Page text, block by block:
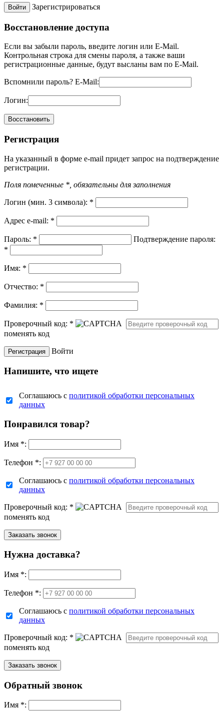
Зарегистрироваться
Восстановление доступа
Если вы забыли пароль, введите логин или E-Mail.
Контрольная строка для смены пароля, а также ваши
регистрационные данные, будут высланы вам по E-Mail.
Вспомнили пароль? E-Mail:
Логин:
Регистрация
На указанный в форме e-mail придет запрос на подтверждение
регистрации.
Поля помеченные *, обязательны для заполнения
Логин (мин. 3 символа): *
Адрес e-mail: *
Пароль: *
Подтверждение пароля:
*
Имя: *
Отчество: *
Фамилия: *
Проверочный код: *
поменять код
Войти
Напишите, что ищете
Соглашаюсь с политикой обработки персональных
данных
Понравился товар?
Имя *:
Телефон *:
Соглашаюсь с политикой обработки персональных
данных
Проверочный код: *
поменять код
Нужна доставка?
Имя *:
Телефон *:
Соглашаюсь с политикой обработки персональных
данных
Проверочный код: *
поменять код
Обратный звонок
Имя *: